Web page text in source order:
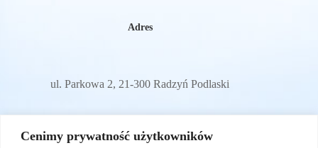
Cenimy prywatność użytkowników
Adres
ul. Parkowa 2, 21-300 Radzyń Podlaski
E-mail